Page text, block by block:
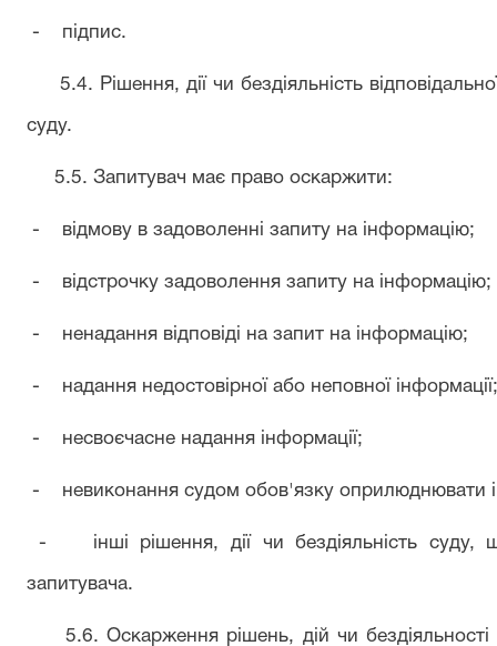
- підпис.
5.4. Рішення, дії чи бездіяльність
суду.
5.5. Запитувач має право оскаржити:
- відмову в задоволенні запиту на інформацію;
- відстрочку задоволення запиту на інформацію;
- ненадання відповіді на запит на інформацію;
- надання недостовірної або неповної інформації;
- несвоєчасне надання інформації;
- невиконання судом обов'язку оприлюднювати
- інші рішення, дії чи бездіяльність суду,
запитувача.
5.6. Оскарження рішень, дій чи бездіяльності